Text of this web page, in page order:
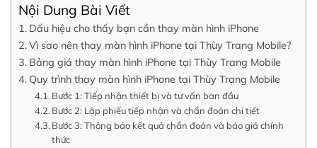
Nội Dung Bài Viết
Dấu hiệu cho thấy bạn cần thay màn hình iPhone
Vì sao nên thay màn hình iPhone tại Thùy Trang Mobile?
Bảng giá thay màn hình iPhone tại Thùy Trang Mobile
Quy trình thay màn hình iPhone tại Thùy Trang Mobile
Bước 1: Tiếp nhận thiết bị và tư vấn ban đầu
Bước 2: Lập phiếu tiếp nhận và chẩn đoán chi tiết
Bước 3: Thông báo kết quả chẩn đoán và báo giá chính
thức